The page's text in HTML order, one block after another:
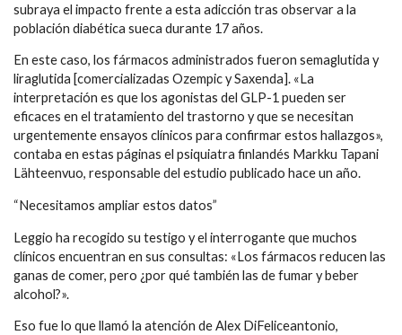
subraya el impacto frente a esta adicción tras observar a la
población diabética sueca durante 17 años.
En este caso, los fármacos administrados fueron semaglutida y
liraglutida [comercializadas Ozempic y Saxenda]. «La
interpretación es que los agonistas del GLP-1 pueden ser
eficaces en el tratamiento del trastorno y que se necesitan
urgentemente ensayos clínicos para confirmar estos hallazgos»,
contaba en estas páginas el psiquiatra finlandés Markku Tapani
Lähteenvuo, responsable del estudio publicado hace un año.
“Necesitamos ampliar estos datos”
Leggio ha recogido su testigo y el interrogante que muchos
clínicos encuentran en sus consultas: «Los fármacos reducen las
ganas de comer, pero ¿por qué también las de fumar y beber
alcohol?».
Eso fue lo que llamó la atención de Alex DiFeliceantonio,